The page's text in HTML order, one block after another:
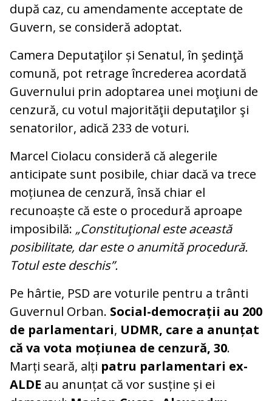
după caz, cu amendamente acceptate de
Guvern, se consideră adoptat.
Camera Deputaţilor și Senatul, în şedinţă
comună, pot retrage încrederea acordată
Guvernului prin adoptarea unei moţiuni de
cenzură, cu votul majorităţii deputaţilor şi
senatorilor, adică 233 de voturi.
Marcel Ciolacu consideră că alegerile
anticipate sunt posibile, chiar dacă va trece
moțiunea de cenzură, însă chiar el
recunoaște că este o procedură aproape
imposibilă: „Constituţional este această
posibilitate, dar este o anumită procedură.
Totul este deschis”.
Pe hârtie, PSD are voturile pentru a trânti
Guvernul Orban. Social-democrații au 200
de parlamentari, UDMR, care a anunțat
că va vota moțiunea de cenzură, 30.
Marți seară, alți patru parlamentari ex-
ALDE au anunțat că vor susține și ei